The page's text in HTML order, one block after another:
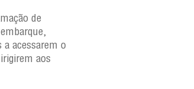
de
acessarem o
aos